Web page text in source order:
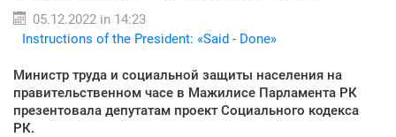
05.12.2022 in 14:23
Instructions of the President: «Said - Done»
Министр труда и социальной защиты населения на
правительственном часе в Мажилисе Парламента РК
презентовала депутатам проект Социального кодекса
РК.